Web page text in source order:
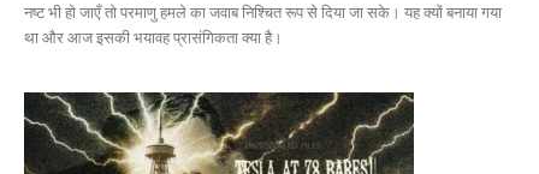
नष्ट भी हो जाएँ तो परमाणु हमले का जवाब निश्चित रूप से दिया जा सके। यह क्यों बनाया गया
था और आज इसकी भयावह प्रासंगिकता क्या है।